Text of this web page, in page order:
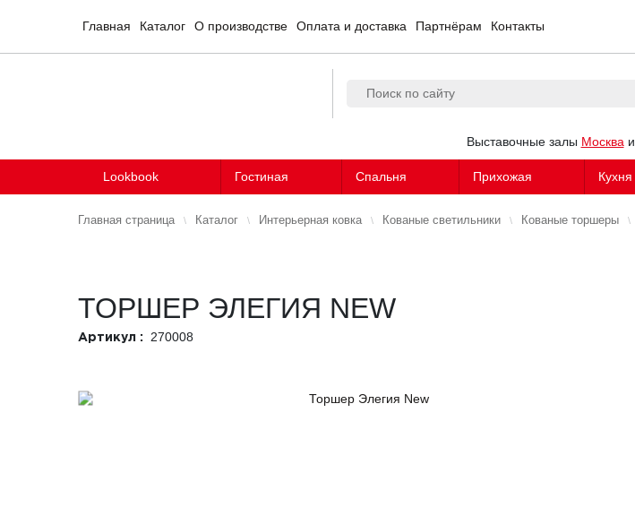
Главная Каталог О производстве Оплата и доставка Партнёрам Контакты
Выставочные залы Москва и
Lookbook Гостиная Спальня Прихожая Кухня
Главная страница Каталог Интерьерная ковка Кованые светильники Кованые торшеры
ТОРШЕР ЭЛЕГИЯ NEW
Артикул : 270008